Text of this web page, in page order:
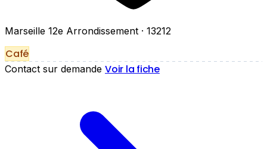
Marseille 12e Arrondissement · 13212
Café
Contact sur demande Voir la fiche